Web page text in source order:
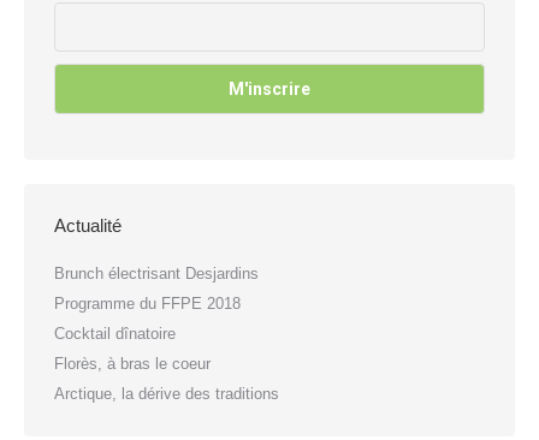
Actualité
Brunch électrisant Desjardins
Programme du FFPE 2018
Cocktail dînatoire
Florès, à bras le coeur
Arctique, la dérive des traditions